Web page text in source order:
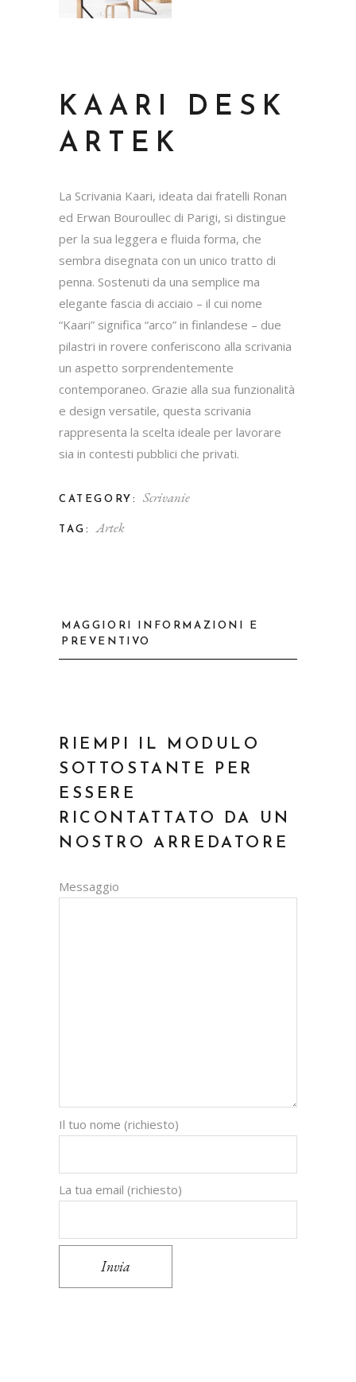
KAARI DESK
ARTEK
La Scrivania Kaari, ideata dai fratelli Ronan
ed Erwan Bouroullec di Parigi, si distingue
per la sua leggera e fluida forma, che
sembra disegnata con un unico tratto di
penna. Sostenuti da una semplice ma
elegante fascia di acciaio – il cui nome
“Kaari” significa “arco” in finlandese – due
pilastri in rovere conferiscono alla scrivania
un aspetto sorprendentemente
contemporaneo. Grazie alla sua funzionalità
e design versatile, questa scrivania
rappresenta la scelta ideale per lavorare
sia in contesti pubblici che privati.
CATEGORY: Scrivanie
TAG: Artek
MAGGIORI INFORMAZIONI E
PREVENTIVO
RIEMPI IL MODULO
SOTTOSTANTE PER
ESSERE
RICONTATTATO DA UN
NOSTRO ARREDATORE
Messaggio
Il tuo nome (richiesto)
La tua email (richiesto)
Invia